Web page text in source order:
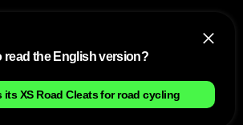
read the English version?
its XS Road Cleats for road cycling